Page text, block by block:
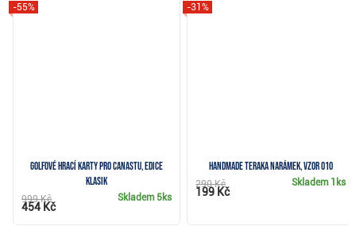
Golfové hrací karty pro Canastu, edice
Klasik
-55%
Skladem 5ks
999 Kč
454 Kč
Handmade Teraka narámek, vzor 010
-31%
Skladem 1ks
290 Kč
199 Kč